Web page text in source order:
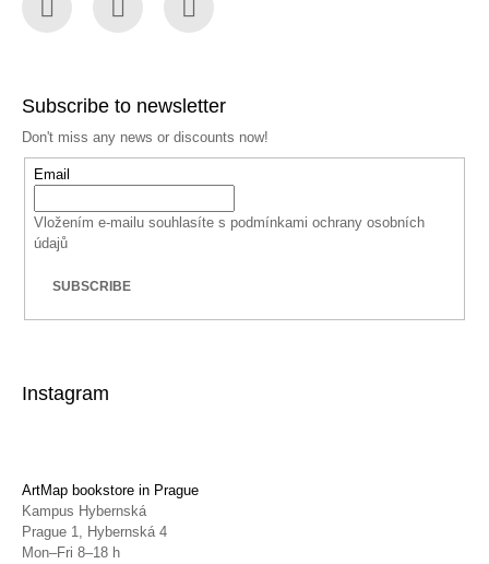
Subscribe to newsletter
Don't miss any news or discounts now!
Email
Vložením e-mailu souhlasíte s podmínkami ochrany osobních
údajů
SUBSCRIBE
Instagram
ArtMap bookstore in Prague
Kampus Hybernská
Prague 1, Hybernská 4
Mon–Fri 8–18 h